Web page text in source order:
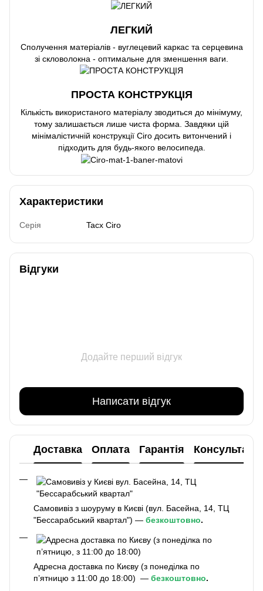
ЛЕГКИЙ
Сполучення матеріалів - вуглецевий каркас та серцевина
зі скловолокна - оптимальне для зменшення ваги.
ПРОСТА КОНСТРУКЦІЯ
Кількість використаного матеріалу зводиться до мінімуму,
тому залишається лише чиста форма. Завдяки цій
мінімалістичній конструкції Ciro досить витончений і
підходить для будь-якого велосипеда.
Характеристики
Серія Tacx Ciro
Відгуки
Додайте перший відгук
Написати відгук
Доставка Оплата Гарантія Консультація
Самовивіз з шоуруму в Києві (вул. Басейна, 14, ТЦ
"Бессарабський квартал") — безкоштовно.
Адресна доставка по Києву (з понеділка по
п’ятницю з 11:00 до 18:00) — безкоштовно.